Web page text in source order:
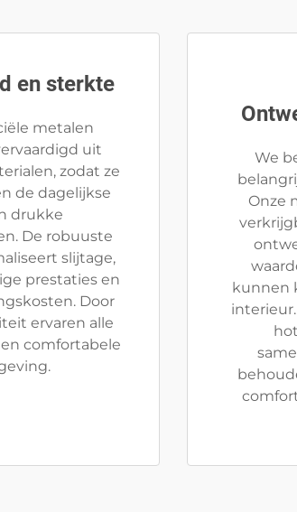
en sterkte
metalen
uit
zodat ze
de dagelijkse
drukke
De robuuste
slijtage,
prestaties en
Door
ervaren alle
comfortabele
We
Onze
kunnen